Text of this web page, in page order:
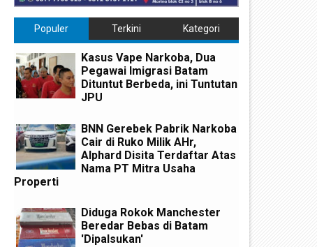
Populer Terkini Kategori
Kasus Vape Narkoba, Dua
Pegawai Imigrasi Batam
Dituntut Berbeda, ini Tuntutan
JPU
BNN Gerebek Pabrik Narkoba
Cair di Ruko Milik AHr,
Alphard Disita Terdaftar Atas
Nama PT Mitra Usaha
Properti
Diduga Rokok Manchester
Beredar Bebas di Batam
'Dipalsukan'